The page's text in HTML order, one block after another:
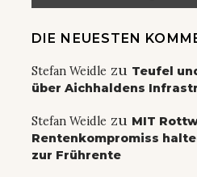
DIE NEUESTEN
Stefan Weidle zu Teufel
über Aichhaldens
Stefan Weidle zu MIT
Rentenkompromiss
zur Frührente